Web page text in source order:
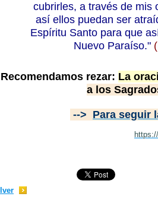
cubrirles, a través de mis
así ellos puedan ser
Espíritu Santo para que
Nuevo Paraíso."
rezar: La
a los
--> Para seguir